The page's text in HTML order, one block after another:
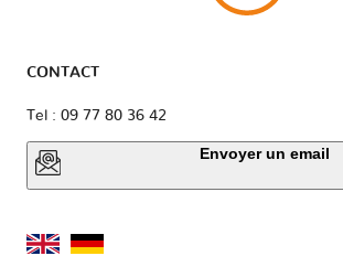
CONTACT
Tel : 09 77 80 36 42
Envoyer un email